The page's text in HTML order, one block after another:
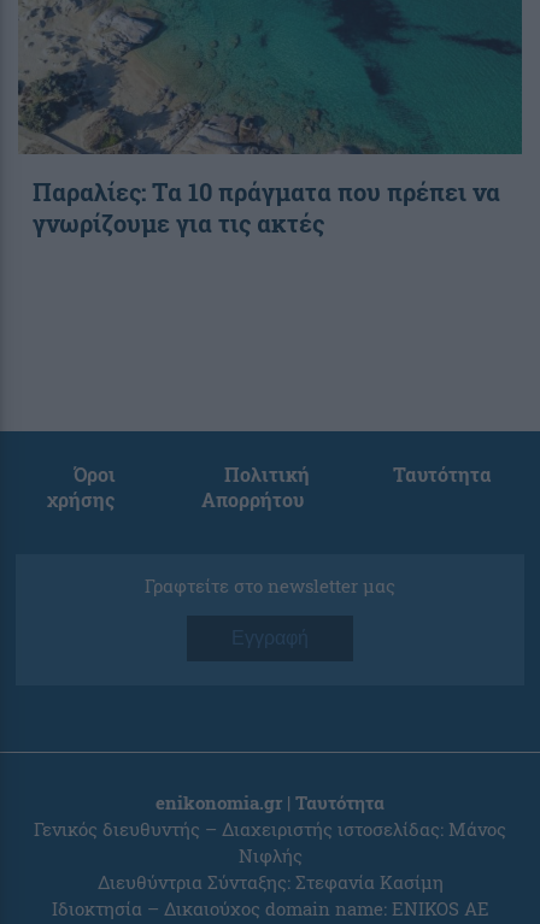
Παραλίες: Τα 10 πράγματα που πρέπει να
γνωρίζουμε για τις ακτές
Όροι
χρήσης
Πολιτική
Απορρήτου
Ταυτότητα
Γραφτείτε στο newsletter μας
Εγγραφή
enikonomia.gr | Ταυτότητα
Γενικός διευθυντής – Διαχειριστής ιστοσελίδας: Μάνος
Νιφλής
Διευθύντρια Σύνταξης: Στεφανία Κασίμη
Ιδιοκτησία – Δικαιούχος domain name: ENIKOS AE